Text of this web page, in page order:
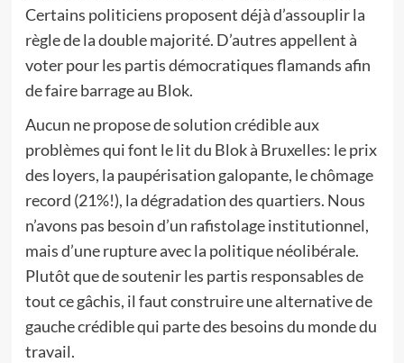
Certains politiciens proposent déjà d’assouplir la
règle de la double majorité. D’autres appellent à
voter pour les partis démocratiques flamands afin
de faire barrage au Blok.
Aucun ne propose de solution crédible aux
problèmes qui font le lit du Blok à Bruxelles: le prix
des loyers, la paupérisation galopante, le chômage
record (21%!), la dégradation des quartiers. Nous
n’avons pas besoin d’un rafistolage institutionnel,
mais d’une rupture avec la politique néolibérale.
Plutôt que de soutenir les partis responsables de
tout ce gâchis, il faut construire une alternative de
gauche crédible qui parte des besoins du monde du
travail.